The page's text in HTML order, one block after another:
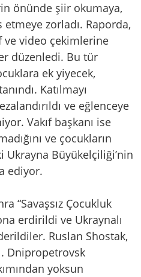
önünde şiir okumaya,
zorladı. Raporda,
ve video çekimlerine
düzenledi. Bu tür
ek yiyecek,
Katılmayı
ve eğlenceye
Vakıf başkanı ise
ve çocukların
Ukrayna Büyükelçiliği’nin
ediyor.
“Savaşsız Çocukluk
erdirildi ve Ukraynalı
Ruslan Shostak,
Dnipropetrovsk
yoksun